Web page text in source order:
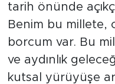
tarih önünde
Benim bu millete,
borcum var. Bu
ve aydınlık
kutsal yürüyüşe